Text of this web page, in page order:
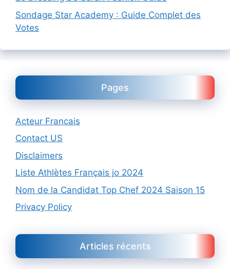
Sondage Star Academy : Guide Complet des
Votes
Pages
Acteur Francais
Contact US
Disclaimers
Liste Athlètes Français jo 2024
Nom de la Candidat Top Chef 2024 Saison 15
Privacy Policy
Articles récents